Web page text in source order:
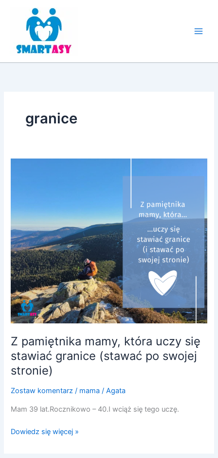
granice
Z pamiętnika mamy, która uczy się
stawiać granice (stawać po swojej
stronie)
Zostaw komentarz / mama /Agata
Mam 39 lat.Rocznikowo – 40.I wciąż się tego uczę.
się
stawiać
granice
(stawać
po
swojej
stronie)
Dowiedz się więcej »